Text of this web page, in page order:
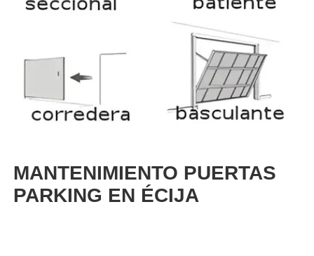
MANTENIMIENTO PUERTAS
PARKING EN ÉCIJA